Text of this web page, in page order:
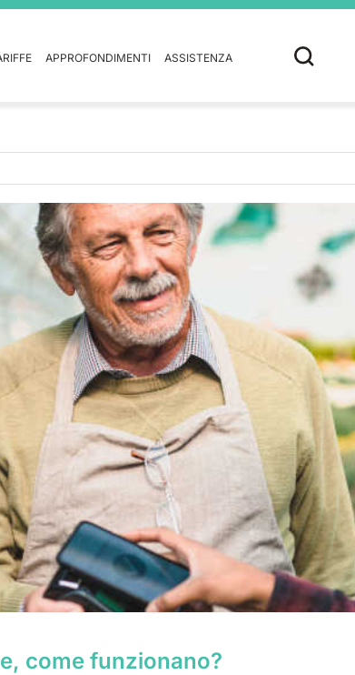
APPROFONDIMENTI ASSISTENZA
come funzionano?